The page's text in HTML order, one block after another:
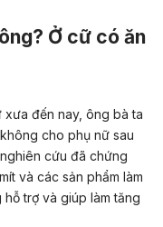
Ở cữ có ăn
xưa đến nay, ông bà ta
cho phụ nữ sau
cứu đã chứng
và các sản phẩm làm
hỗ trợ và giúp làm tăng